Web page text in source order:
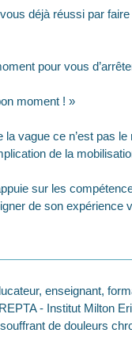
déjà réussi par
pour vous
moment ! »
vague ce n’est pas
de la
sur les
de son expérience
enseignant,
- Institut Milton
de douleurs